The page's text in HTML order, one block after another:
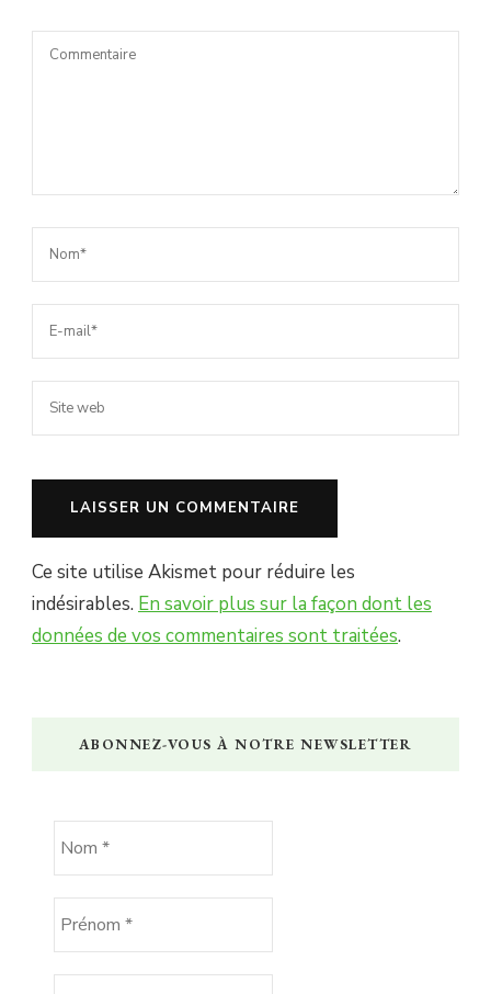
Ce site utilise Akismet pour réduire les
indésirables. En savoir plus sur la façon dont les
données de vos commentaires sont traitées.
ABONNEZ-VOUS À NOTRE NEWSLETTER